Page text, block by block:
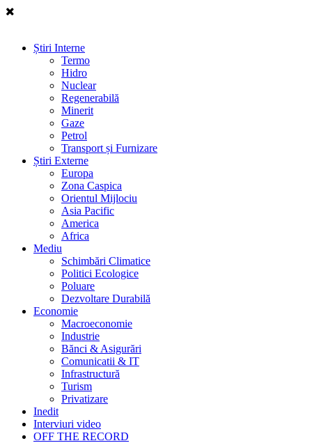
Știri Interne
Termo
Hidro
Nuclear
Regenerabilă
Minerit
Gaze
Petrol
Transport și Furnizare
Știri Externe
Europa
Zona Caspica
Orientul Mijlociu
Asia Pacific
America
Africa
Mediu
Schimbări Climatice
Politici Ecologice
Poluare
Dezvoltare Durabilă
Economie
Macroeconomie
Industrie
Bănci & Asigurări
Comunicatii & IT
Infrastructură
Turism
Privatizare
Inedit
Interviuri video
OFF THE RECORD